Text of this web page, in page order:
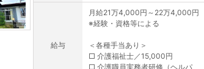
給与
月給21万4,000円～22万4,000円
※経験・資格等による
＜各種手当あり＞
□ 介護福祉士／15,000円
□ 介護職員実務者研修（ヘルパ